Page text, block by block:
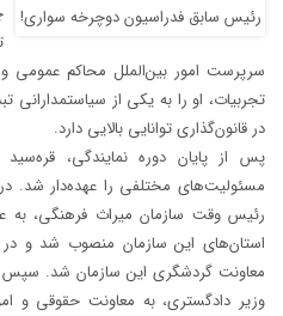
سرپرست امور بین‌الملل محاکم عمومی
تجربیات، او را به یکی از
در قانون‌گذاری توانایی بالایی دارد.
پس از پایان دوره نمایندگی،
رئیس وقت سازمان میراث فرهنگی، به
معاونت گردشگری این سازمان شد. سپس
وزیر دادگستری، به معاونت حقوقی و